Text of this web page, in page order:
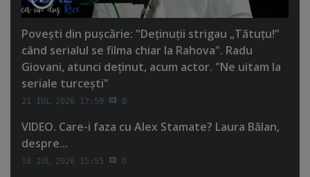
Poveşti din puşcărie: "Deţinuţii strigau „Tătuţu!”
când serialul se filma chiar la Rahova". Radu
Giovani, atunci deţinut, acum actor. "Ne uitam la
seriale turceşti"
21 IUL 2026 17:59 0
VIDEO. Care-i faza cu Alex Stamate? Laura Bălan,
despre...
18 IUL 2026 15:55 0